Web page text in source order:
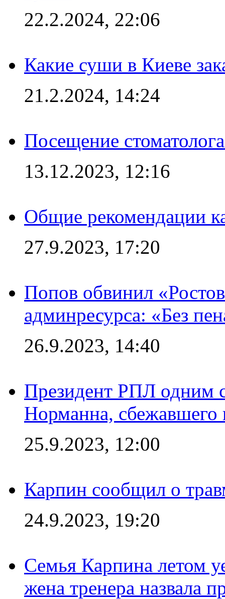
22.2.2024, 22:06
Какие суши в Киеве
21.2.2024, 14:24
Посещение
13.12.2023, 12:16
Общие рекомендации
27.9.2023, 17:20
Попов обвинил
админресурса: «Без
26.9.2023, 14:40
Президент РПЛ одним
Норманна, сбежавшего
25.9.2023, 12:00
Карпин сообщил о
24.9.2023, 19:20
Семья Карпина летом
жена тренера назвала